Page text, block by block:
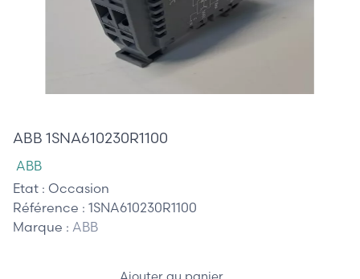
ABB 1SNA610230R1100
ABB
Etat : Occasion
Référence : 1SNA610230R1100
Marque : ABB